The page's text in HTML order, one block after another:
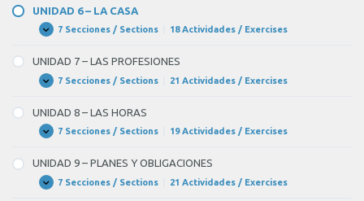
11
salir
–
Claro.
–
BLANK
–
OBJETOS
Y
ACCIONES
UNIDAD 6 – LA CASA
Expandir
UNIDAD
–
LA
CASA
7 Secciones / Sections 18 Actividades / Exercises
UNIDAD 7 – LAS PROFESIONES
Expandir
UNIDAD
–
LAS
PROFESIONES
7 Secciones / Sections 21 Actividades / Exercises
UNIDAD 8 – LAS HORAS
Expandir
UNIDAD
–
LAS
HORAS
7 Secciones / Sections 19 Actividades / Exercises
UNIDAD 9 – PLANES Y OBLIGACIONES
Expandir
UNIDAD7 Secciones / Sections 21 Actividades / Exercises